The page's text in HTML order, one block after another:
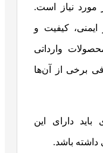
مورد نیاز است.
ایمنی، کیفیت و
وارداتی
برخی از آن‌ها
باید دارای این
داشته باشد.